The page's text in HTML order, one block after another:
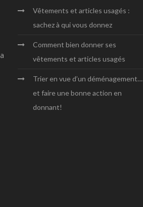
Vêtements et articles usagés :
sachez à qui vous donnez
Comment bien donner ses
vêtements et articles usagés
Trier en vue d’un déménagement…
et faire une bonne action en
donnant!